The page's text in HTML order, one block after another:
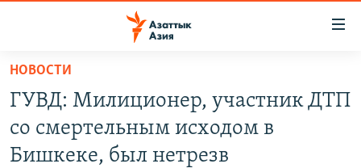
Вернуться
основному
содержанию
Вернутся
НОВОСТИ
ВОЙНА В УКРАИНЕ
НОВОСТИ
ГУВД: Милиционер, участник ДТП
со смертельным исходом в
Бишкеке, был нетрезв